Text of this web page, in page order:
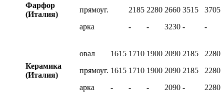
Фарфор
(Италия)
прямоуг.
арка
2185
-
2280
-
2660
3230
3515
-
3705
-
Керамика
(Италия)
овал
прямоуг.
арка
1615
1615
-
1710
1710
-
1900
1900
-
2090
2090
2090
2185
2185
-
2280
2280
2280